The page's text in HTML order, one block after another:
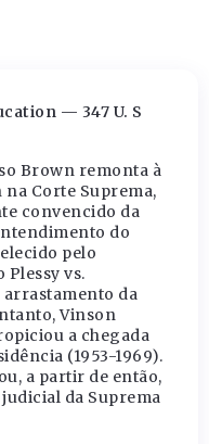
— 347 U. S
Brown remonta à
na Corte Suprema,
convencido da
do
pelo
vs.
da
Vinson
a chegada
(1953-1969).
a partir de então,
da Suprema